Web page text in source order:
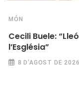
MÓN
Cecili Buele:
l’Església”
8 D'AGOST DE 2026